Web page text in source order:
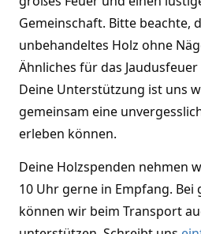
Gemeinschaft. Bitte beachte,
unbehandeltes Holz ohne
Ähnliches für das
Deine Unterstützung ist uns
gemeinsam eine
erleben können.
Deine Holzspenden nehmen
10 Uhr gerne in Empfang.
können wir beim Transport